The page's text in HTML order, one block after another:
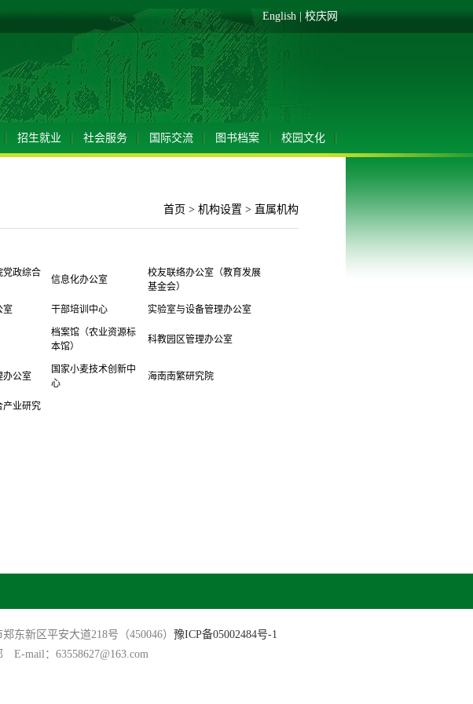
English 校庆网
招生就业 社会服务 国际交流 图书档案 校园文化
首页 > 机构设置 > 直属机构
党政综合
信息化办公室
校友联络办公室 （教育发展
基金会）
室 干部培训中心 实验室与设备管理办公室
档案馆 （农业资源标
本馆）
科教园区管理办公室
办公室
国家小麦技术创新中
心
海南南繁研究院
产业研究
新区平安大道218号（450046） 豫ICP备05002484号-1
mail：63558627@163.com